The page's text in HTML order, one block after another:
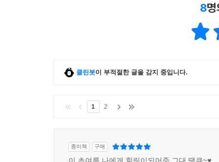
8
클린봇이 부적절한 글을 감지 중입니다.
1 2
종이책 구매